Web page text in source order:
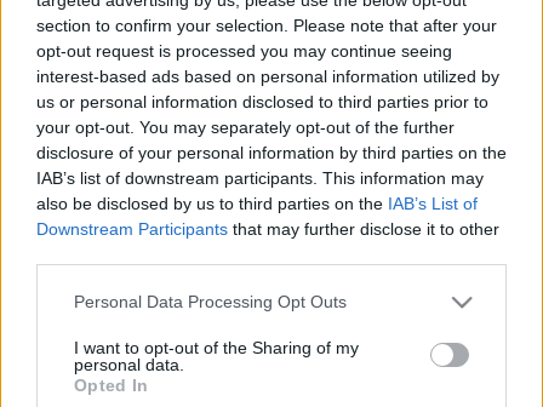
section to confirm your selection. Please note that after your
opt-out request is processed you may continue seeing
interest-based ads based on personal information utilized by
us or personal information disclosed to third parties prior to
your opt-out. You may separately opt-out of the further
disclosure of your personal information by third parties on the
IAB’s list of downstream participants. This information may
also be disclosed by us to third parties on the IAB’s List of
Downstream Participants that may further disclose it to other
Please note that this website/app uses one or more Google
not limited to your visit or usage behaviour. You may click to
grant or deny consent to Google and its third-party tags to
use your data for below specified purposes in below Google
Personal Data Processing Opt Outs
I want to opt-out of the Sharing of my
personal data.
Opted In
A szervezők a hivatalos versenylistát 2016. február 1-én
hirdetik ki. A díjakat az akadémia tagjai ítélik oda titkos
szavazással A 2. Magyar Filmhét díjátadója március 6-án
lesz.
filmszakma képviselői megismerhessék a 2015-ben
bemutatott nagyjátékfilmeket TV ? játékfilmeket,